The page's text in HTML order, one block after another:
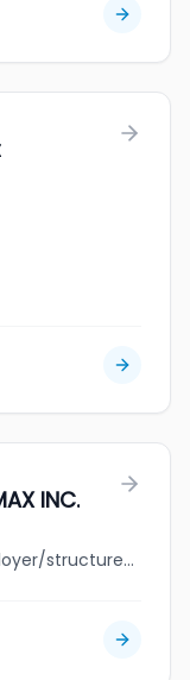
INC.
jobbank.gc.ca/browsejobs/employer/structures+modulmax+inc./ca